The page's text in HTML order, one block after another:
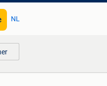
NL